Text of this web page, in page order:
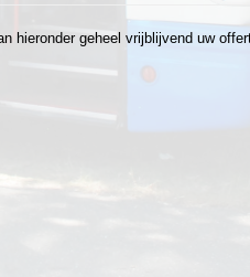
hieronder geheel vrijblijvend uw